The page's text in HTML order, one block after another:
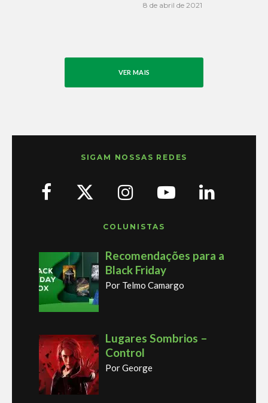
8 de abril de 2021
VER MAIS
SIGAM NOSSAS REDES
COLUNISTAS
Recomendações para a
Black Friday
Por Telmo Camargo
Lugares Sombrios –
Control
Por George